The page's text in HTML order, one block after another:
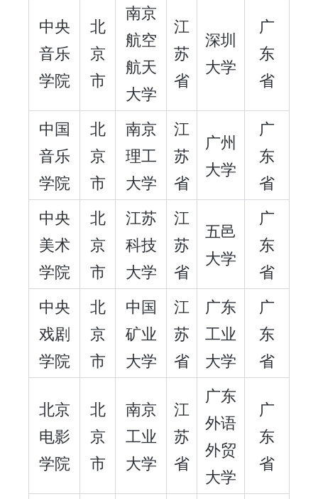
中央
音乐
学院
北
京
市
南京
航空
航天
大学
江
苏
省
深圳
大学
广
东
省
中国
音乐
学院
北
京
市
南京
理工
大学
江
苏
省
广州
大学
广
东
省
中央
美术
学院
北
京
市
江苏
科技
大学
江
苏
省
五邑
大学
广
东
省
中央
戏剧
学院
北
京
市
中国
矿业
大学
江
苏
省
广东
工业
大学
广
东
省
北京
电影
学院
北
京
市
南京
工业
大学
江
苏
省
广东
外语
外贸
大学
广
东
省